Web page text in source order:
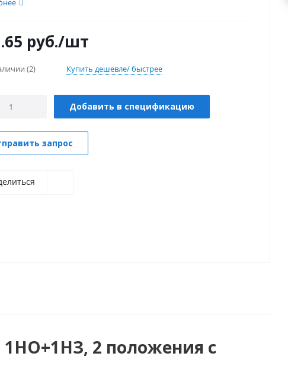
тока до 220 Вольт.
руб./шт
(2) Купить дешевле/ быстрее
Добавить в спецификацию
запрос
1НО+1НЗ, 2 положения с